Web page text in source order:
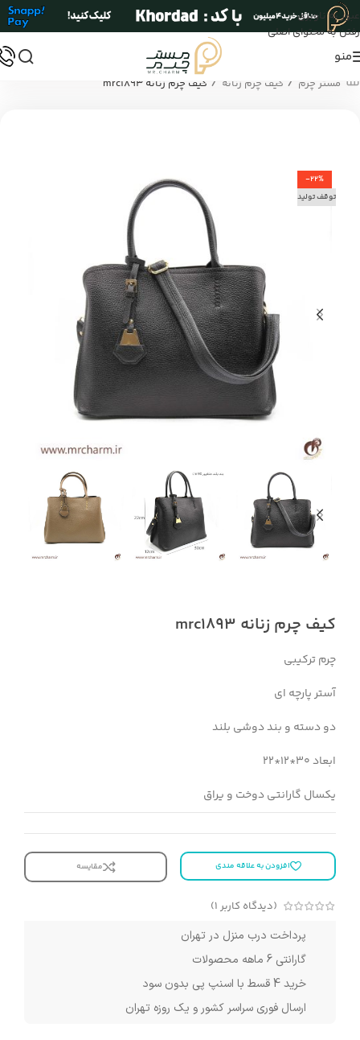
عبور به ناوبری
رفتن به محتوای اصلی
منو
مستر چرم / کیف چرم زنانه / کیف چرم زنانه mrc1893
-22%
توقف تولید
کیف چرم زنانه mrc1893
چرم ترکیبی
آستر پارچه ای
دو دسته و بند دوشی بلند
ابعاد 30*12*22
یکسال گارانتی دوخت و یراق
افزودن به علاقه مندی مقایسه
(دیدگاه کاربر 1
)
پرداخت درب منزل در تهران
گارانتی 6 ماهه محصولات
خرید 4 قسط با اسنپ پی بدون سود
ارسال فوری سراسر کشور و یک روزه تهران